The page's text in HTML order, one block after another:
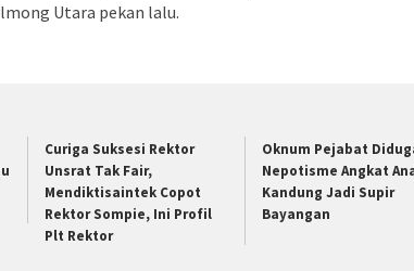
Utara pekan lalu.
Curiga Suksesi Rektor
Unsrat Tak Fair,
Mendiktisaintek Copot
Rektor Sompie, Ini Profil
Plt Rektor
Oknum Pejabat
Nepotisme Angkat
Kandung Jadi Supir
Bayangan